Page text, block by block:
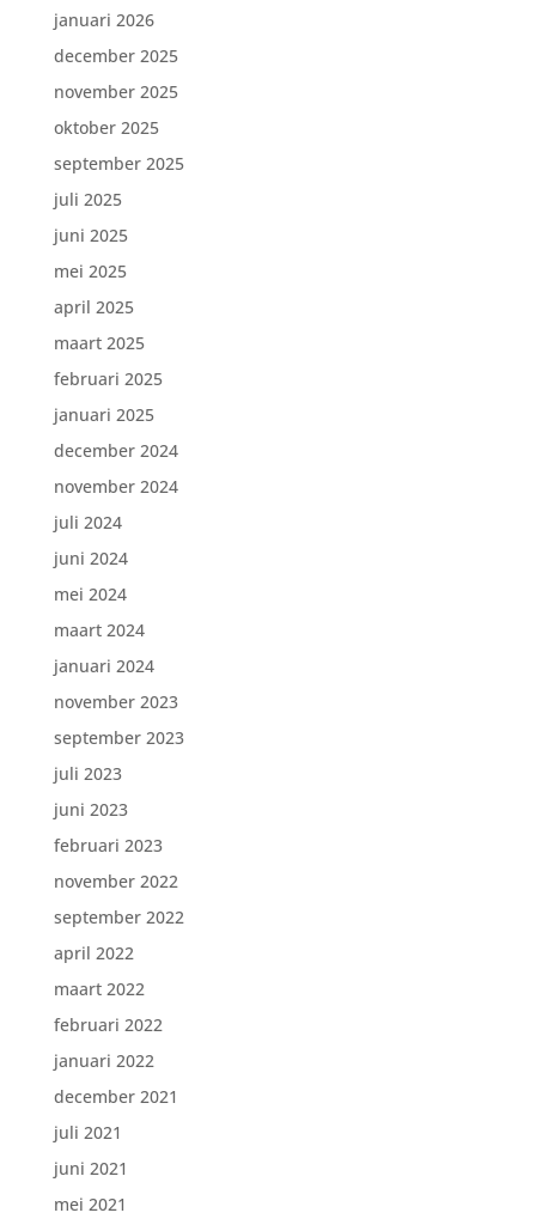
januari 2026
december 2025
november 2025
oktober 2025
september 2025
juli 2025
juni 2025
mei 2025
april 2025
maart 2025
februari 2025
januari 2025
december 2024
november 2024
juli 2024
juni 2024
mei 2024
maart 2024
januari 2024
november 2023
september 2023
juli 2023
juni 2023
februari 2023
november 2022
september 2022
april 2022
maart 2022
februari 2022
januari 2022
december 2021
juli 2021
juni 2021
mei 2021